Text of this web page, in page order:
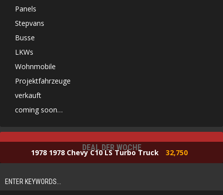
Panels
Stepvans
Busse
LKWs
Wohnmobile
Projektfahrzeuge
verkauft
coming soon…
DEAL DER WOCHE
1978 1978 Chevy C10 LS Turbo Truck 32,750